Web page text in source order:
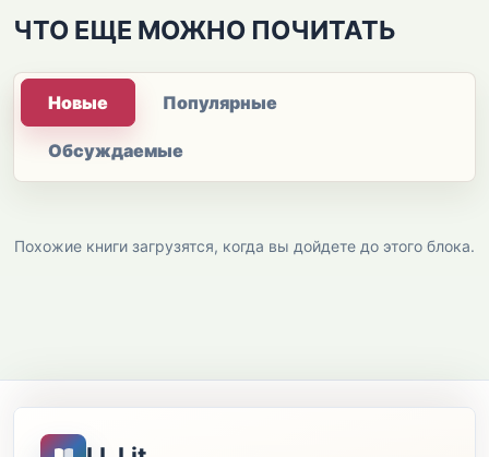
ЧТО ЕЩЕ МОЖНО ПОЧИТАТЬ
Новые Популярные
Обсуждаемые
Похожие книги загрузятся, когда вы дойдете до этого блока.